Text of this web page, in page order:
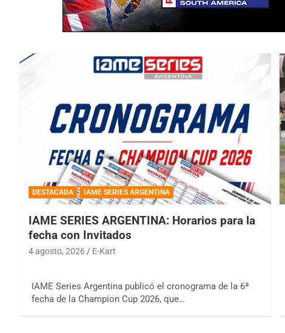
DESTACADA IAME SERIES ARGENTINA
IAME SERIES ARGENTINA: Horarios para la
fecha con Invitados
4 agosto, 2026 E-Kart
IAME Series Argentina publicó el cronograma de la 6ª
fecha de la Champion Cup 2026, que…